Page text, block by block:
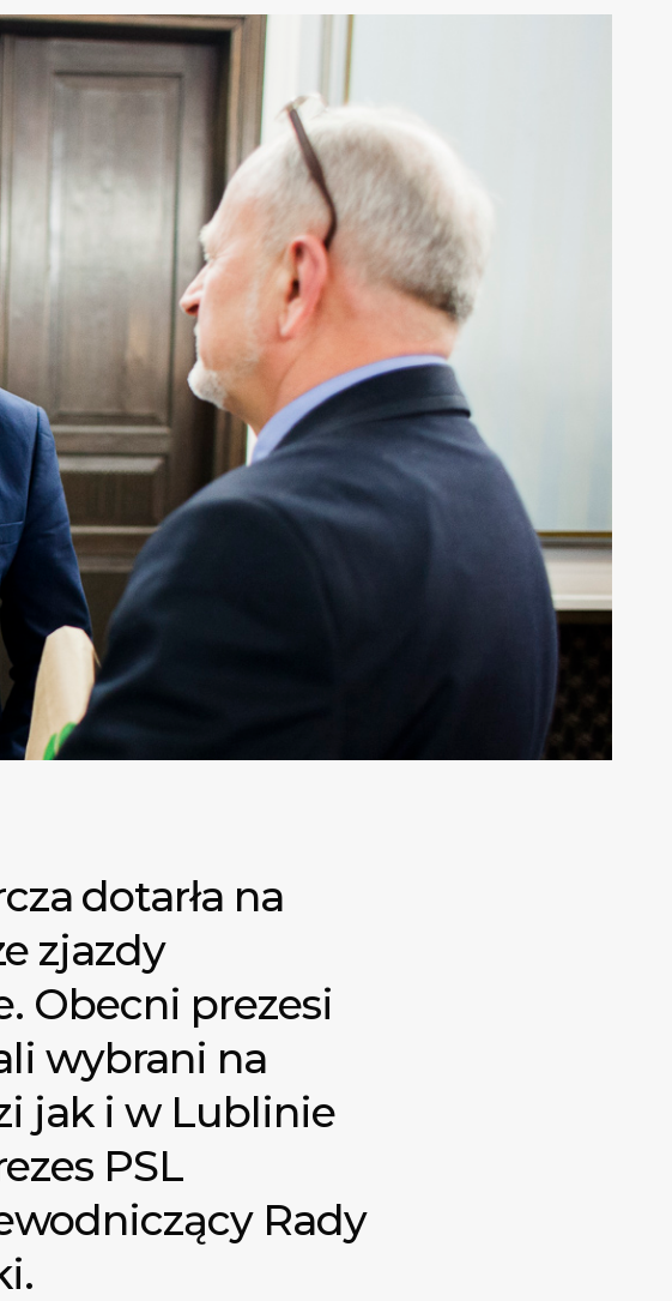
dotarła na
zjazdy
Obecni prezesi
wybrani na
jak i w Lublinie
PSL
Rady